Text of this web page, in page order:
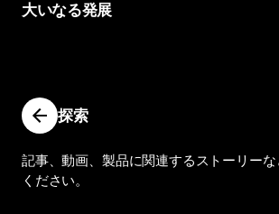
大いなる発展
探索
記事、動画、製品に関連するストーリー
ください。